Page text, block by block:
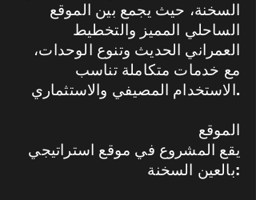
السخنة، حيث يجمع بين الموقع
الساحلي المميز والتخطيط
العمراني الحديث وتنوع الوحدات،
مع خدمات متكاملة تناسب
الاستخدام المصيفي والاستثماري.
الموقع
يقع المشروع في موقع استراتيجي
بالعين السخنة: